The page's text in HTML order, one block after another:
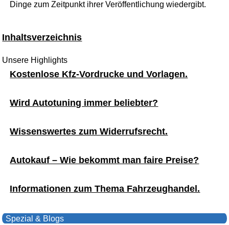
Dinge zum Zeitpunkt ihrer Veröffentlichung wiedergibt.
Inhaltsverzeichnis
Unsere Highlights
Kostenlose Kfz-Vordrucke und Vorlagen.
Wird Autotuning immer beliebter?
Wissenswertes zum Widerrufsrecht.
Autokauf – Wie bekommt man faire Preise?
Informationen zum Thema Fahrzeughandel.
Spezial & Blogs